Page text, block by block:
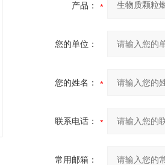
产品：
您的单位：
您的姓名：
联系电话：
常用邮箱：